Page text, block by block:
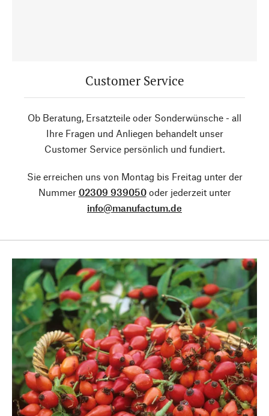
Customer Service
Ob Beratung, Ersatzteile oder Sonderwünsche - all
Ihre Fragen und Anliegen behandelt unser
Customer Service persönlich und fundiert.
Sie erreichen uns von Montag bis Freitag unter der
Nummer 02309 939050oder jederzeit unter
info@manufactum.de